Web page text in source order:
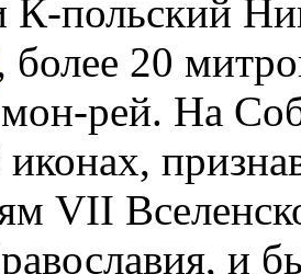
К-польский
более 20
рей. На
VII
и